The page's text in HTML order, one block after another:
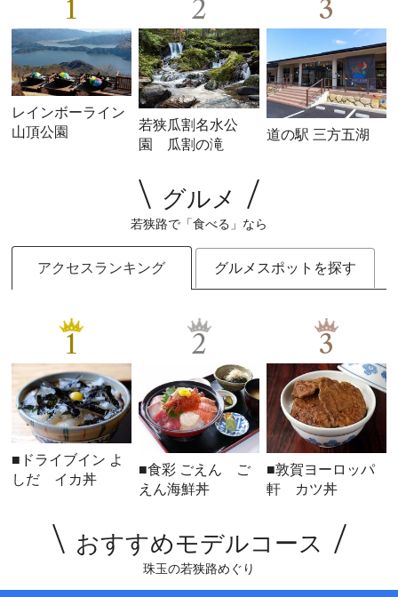
1
レインボーライン
山頂公園
2
若狭瓜割名水公
園 瓜割の滝
3
道の駅 三方五湖
グルメ
若狭路で「食べる」なら
アクセスランキング グルメスポットを探す
1
■ドライブイン よ
しだ イカ丼
2
■食彩 ごえん ご
えん海鮮丼
3
■敦賀ヨーロッパ
軒 カツ丼
おすすめモデルコース
珠玉の若狭路めぐり